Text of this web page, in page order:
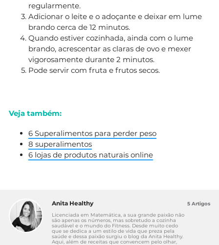
regularmente.
Adicionar o leite e o adoçante e deixar em lume
brando cerca de 12 minutos.
Quando estiver cozinhada, ainda com o lume
brando, acrescentar as claras de ovo e mexer
vigorosamente durante 2 minutos.
Pode servir com fruta e frutos secos.
Veja também:
6 Superalimentos para perder peso
8 superalimentos
6 lojas de produtos naturais online
Anita Healthy
Licenciada em Matemática, a sua grande paixão não
são apenas os números, mas sobretudo a cozinha
saudável e o mundo do Fitness. Desde muito cedo
que se dedica a um estilo de vida que preza pela
saúde e dessa paixão surgiu o blog da Anita Healthy.
Aqui, além de receitas que convencem pelo olhar,
5 Artigos